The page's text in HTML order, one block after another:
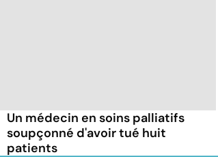
Un médecin en soins palliatifs
soupçonné d'avoir tué huit
patients